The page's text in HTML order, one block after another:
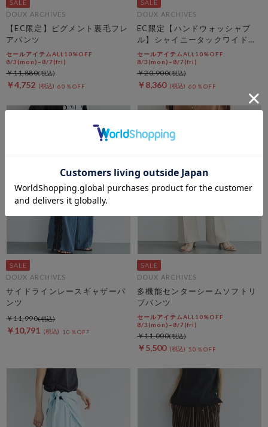
DOUX ARCHIVES
【EC限定】ピグメント裏毛フレ
アパンツ
セールアイテムALL10%OFF
8/3(mon)~8/7(fri)
￥4,752 60％OFF
￥11,880
DOUX ARCHIVES
EC限定【ハンドウォッシャブ
ル】シャイニータックワイドパ
ンツ
セールアイテムALL10%OFF
8/3(mon)~8/7(fri)
￥8,360 60％OFF
￥20,900
DOUX ARCHIVES
サイドラインレースギャザーパ
ンツ
￥10,791 10％OFF
￥11,990
DOUX ARCHIVES
多機能センターシームソフトリ
ブパンツ
セールアイテムALL10%OFF
8/3(mon)~8/7(fri)
￥5,500 50％OFF
￥11,000